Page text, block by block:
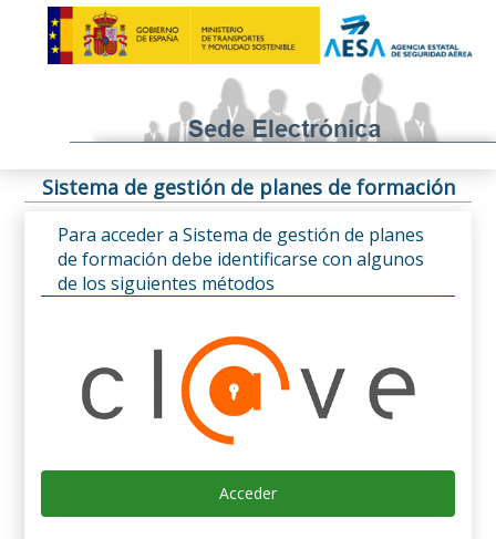
Sistema de gestión de planes de formación
Para acceder a Sistema de gestión de planes
de formación debe identificarse con algunos
de los siguientes métodos
Acceder